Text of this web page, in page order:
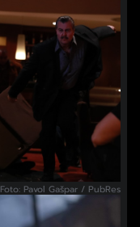
Foto: Pavol Gašpar / PubRes